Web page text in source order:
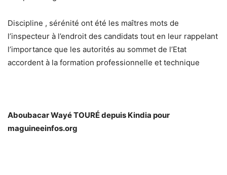
Discipline , sérénité ont été les maîtres mots de
l’inspecteur à l’endroit des candidats tout en leur rappelant
l’importance que les autorités au sommet de l’Etat
accordent à la formation professionnelle et technique
Aboubacar Wayé TOURÉ depuis Kindia pour
maguineeinfos.org